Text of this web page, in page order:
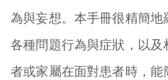
為與妄想。本手冊很精簡
各種問題行為與症狀，以
者或家屬在面對患者時，能